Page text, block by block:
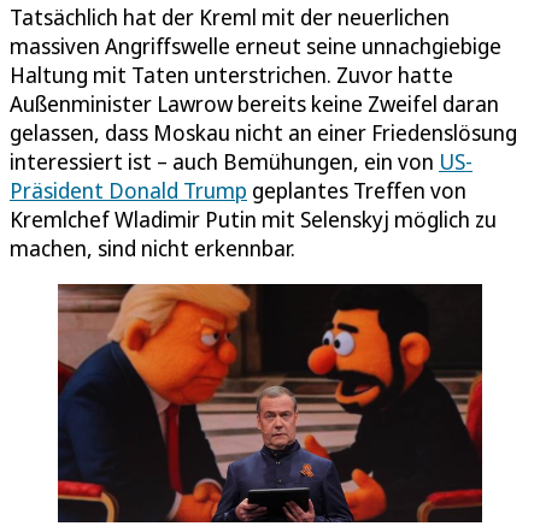
Tatsächlich hat der Kreml mit der neuerlichen
massiven Angriffswelle erneut seine unnachgiebige
Haltung mit Taten unterstrichen. Zuvor hatte
Außenminister Lawrow bereits keine Zweifel daran
gelassen, dass Moskau nicht an einer Friedenslösung
interessiert ist – auch Bemühungen, ein von US-
Präsident Donald Trump geplantes Treffen von
Kremlchef Wladimir Putin mit Selenskyj möglich zu
machen, sind nicht erkennbar.